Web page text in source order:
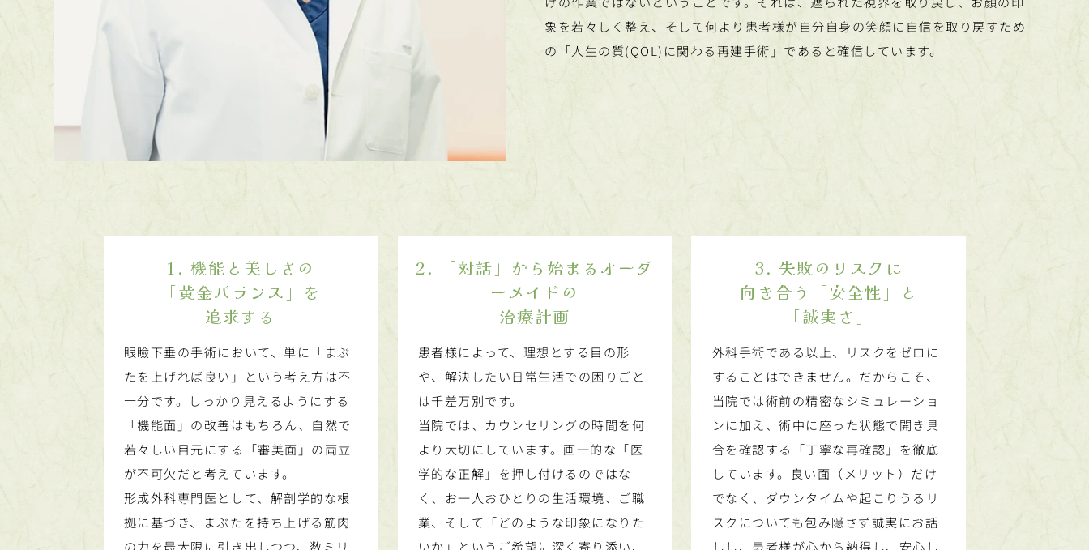
象を若々しく整え、そして何より患者様が自分自身の笑顔に自信を取り戻すため
の「人生の質(QOL)に関わる再建手術」であると確信しています。
1. 機能と美しさの
「黄金バランス」を
追求する
眼瞼下垂の手術において、単に「まぶ
たを上げれば良い」という考え方は不
十分です。しっかり見えるようにする
「機能面」の改善はもちろん、自然で
若々しい目元にする「審美面」の両立
が不可欠だと考えています。
形成外科専門医として、解剖学的な根
拠に基づき、まぶたを持ち上げる筋肉
の力を最大限に引き出しつつ、数ミリ
2. 「対話」から始まるオーダ
ーメイドの
治療計画
患者様によって、理想とする目の形
や、解決したい日常生活での困りごと
は千差万別です。
当院では、カウンセリングの時間を何
より大切にしています。画一的な「医
学的な正解」を押し付けるのではな
く、お一人おひとりの生活環境、ご職
業、そして「どのような印象になりた
いか」というご希望に深く寄り添い、
3. 失敗のリスクに
向き合う「安全性」と
「誠実さ」
外科手術である以上、リスクをゼロに
することはできません。だからこそ、
当院では術前の精密なシミュレーショ
ンに加え、術中に座った状態で開き具
合を確認する「丁寧な再確認」を徹底
しています。良い面（メリット）だけ
でなく、ダウンタイムや起こりうるリ
スクについても包み隠さず誠実にお話
しし、患者様が心から納得し、安心し